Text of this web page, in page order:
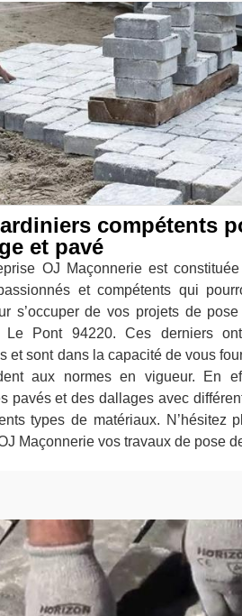
compétents
et pavé
OJ Maçonnerie est
et compétents qui
s’occuper de vos projets de
Le Pont 94220. Ces derniers
et sont dans la capacité de vous
aux normes en vigueur. En
pavés et des dallages avec
types de matériaux. N’hésitez
Maçonnerie vos travaux de pose